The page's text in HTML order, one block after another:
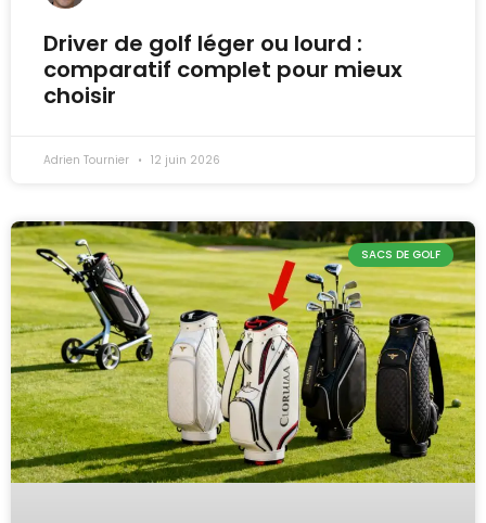
Driver de golf léger ou lourd :
comparatif complet pour mieux
choisir
Adrien Tournier 12 juin 2026
SACS DE GOLF